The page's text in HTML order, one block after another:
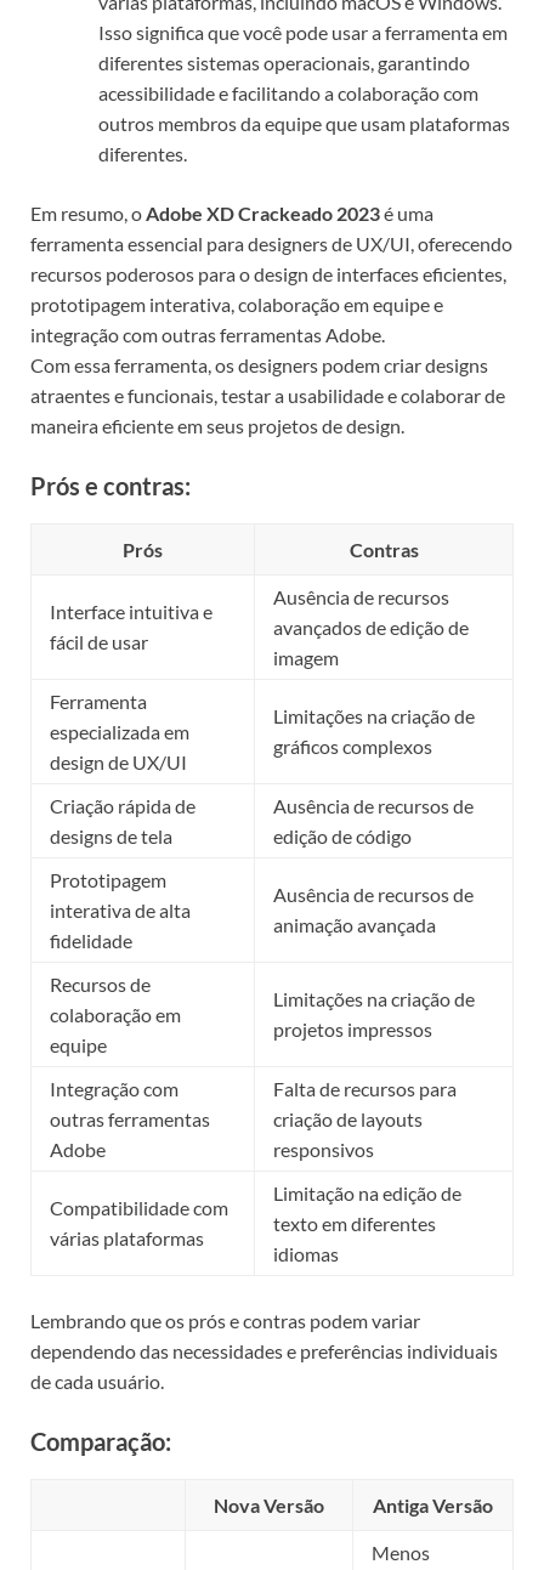
Isso significa que você pode usar a ferramenta em
diferentes sistemas operacionais, garantindo
acessibilidade e facilitando a colaboração com
outros membros da equipe que usam plataformas
diferentes.
Em resumo, oAdobe XD Crackeado 2023é uma
ferramenta essencial para designers de UX/UI, oferecendo
recursos poderosos para o design de interfaces eficientes,
prototipagem interativa, colaboração em equipe e
integração com outras ferramentas Adobe.
Com essa ferramenta, os designers podem criar designs
atraentes e funcionais, testar a usabilidade e colaborar de
maneira eficiente em seus projetos de design.
Prós e contras:
Prós Contras
Interface intuitiva e
fácil de usar
Ausência de recursos
avançados de edição de
imagem
Ferramenta
especializada em
design de UX/UI
Limitações na criação de
gráficos complexos
Criação rápida de
designs de tela
Ausência de recursos de
edição de código
Prototipagem
interativa de alta
fidelidade
Ausência de recursos de
animação avançada
Recursos de
colaboração em
equipe
Limitações na criação de
projetos impressos
Integração com
outras ferramentas
Adobe
Falta de recursos para
criação de layouts
responsivos
Compatibilidade com
várias plataformas
Limitação na edição de
texto em diferentes
idiomas
Lembrando que os prós e contras podem variar
dependendo das necessidades e preferências individuais
de cada usuário.
Comparação:
Nova Versão Antiga Versão
Menos